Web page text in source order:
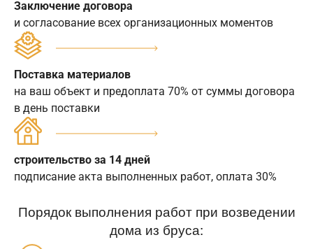
Заключение договора
и согласование всех организационных моментов
Поставка материалов
на ваш объект и предоплата 70% от суммы договора
в день поставки
строительство за 14 дней
подписание акта выполненных работ, оплата 30%
Порядок выполнения работ при возведении
дома из бруса: